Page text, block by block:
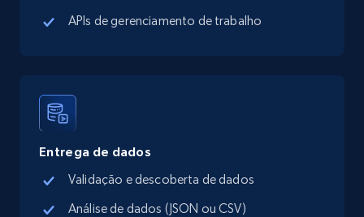
APIs de gerenciamento de trabalho
Entrega de dados
Validação e descoberta de dados
Análise de dados (JSON ou CSV)